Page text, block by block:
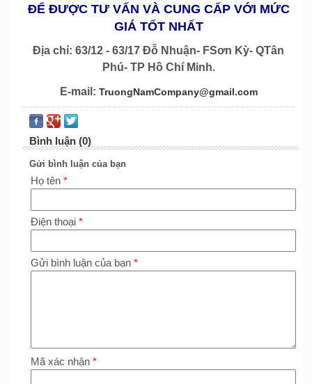
ĐỂ ĐƯỢC TƯ VẤN VÀ CUNG CẤP VỚI MỨC
GIÁ TỐT NHẤT
Địa chỉ: 63/12 - 63/17 Đỗ Nhuận- FSơn Kỳ- QTân
Phú- TP Hồ Chí Minh.
E-mail: TruongNamCompany@gmail.com
Bình luận (0)
Gửi bình luận của bạn
Họ tên *
Điện thoại *
Gửi bình luận của bạn *
Mã xác nhận *